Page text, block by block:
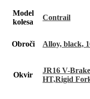
Model
kolesa
Contrail
Obroči Alloy, black,
Okvir
JR16 V-
HT,Rigid